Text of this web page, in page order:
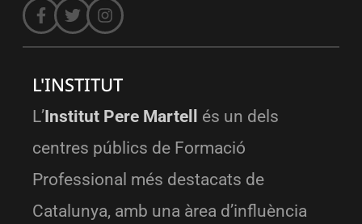
L'INSTITUT
L’Institut Pere Martell
és un dels
centres públics de Formació
Professional més destacats de
Catalunya, amb una àrea d’influència